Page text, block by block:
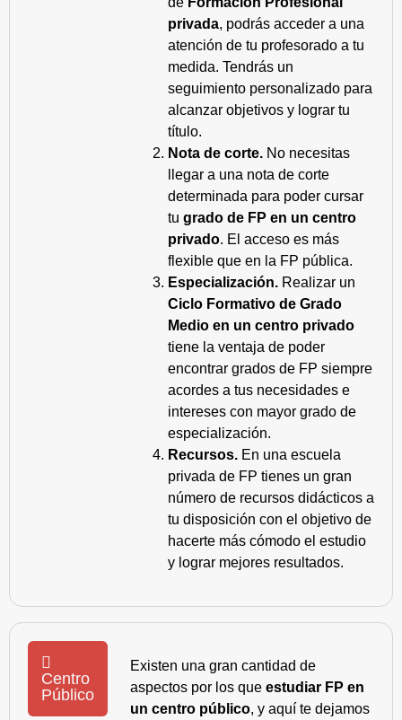
privada, podrás acceder a una
atención de tu profesorado a tu
medida. Tendrás un
seguimiento personalizado para
alcanzar objetivos y lograr tu
título.
Nota de corte. No necesitas
llegar a una nota de corte
determinada para poder cursar
tu grado de FP en un centro
privado. El acceso es más
flexible que en la FP pública.
Especialización. Realizar un
Ciclo Formativo de Grado
Medio en un centro privado
tiene la ventaja de poder
encontrar grados de FP siempre
acordes a tus necesidades e
intereses con mayor grado de
especialización.
Recursos. En una escuela
privada de FP tienes un gran
número de recursos didácticos a
tu disposición con el objetivo de
hacerte más cómodo el estudio
y lograr mejores resultados.
Centro
Público
Existen una gran cantidad de
aspectos por los que estudiar FP en
un centro público, y aquí te dejamos